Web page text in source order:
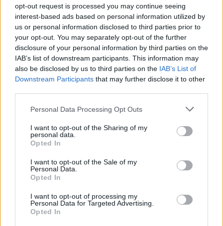
opt-out request is processed you may continue seeing
interest-based ads based on personal information utilized by
us or personal information disclosed to third parties prior to
your opt-out. You may separately opt-out of the further
disclosure of your personal information by third parties on the
IAB’s list of downstream participants. This information may
also be disclosed by us to third parties on the IAB’s List of
Downstream Participants that may further disclose it to other
Please note that this website/app uses one or more Google
not limited to your visit or usage behaviour. You may click to
grant or deny consent to Google and its third-party tags to
use your data for below specified purposes in below Google
consent section.
Personal Data Processing Opt Outs
I want to opt-out of the Sharing of my
personal data.
Opted In
I want to opt-out of the Sale of my
Personal Data.
Opted In
I want to opt-out of processing my
Personal Data for Targeted Advertising.
Opted In
#KERESZTANYU #ADÁSRÉSZLETEK #3. ÉVAD 27. RÉSZ
#PITYKE #VIKTORIJA SUKOROV #SZAKÍTÁS
#BARÁTSÁG #KÖNNYEK
Népszerű